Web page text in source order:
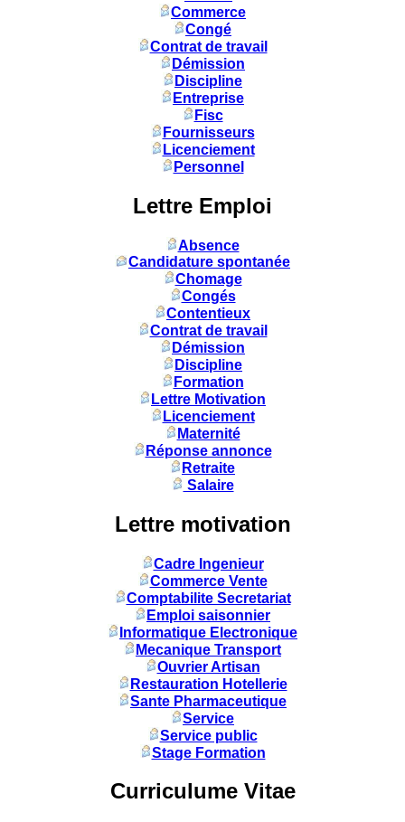
Commerce
Congé
Contrat de travail
Démission
Discipline
Entreprise
Fisc
Fournisseurs
Licenciement
Personnel
Lettre Emploi
Absence
Candidature spontanée
Chomage
Congés
Contentieux
Contrat de travail
Démission
Discipline
Formation
Lettre Motivation
Licenciement
Maternité
Réponse annonce
Retraite
Salaire
Lettre motivation
Cadre Ingenieur
Commerce Vente
Comptabilite Secretariat
Emploi saisonnier
Informatique Electronique
Mecanique Transport
Ouvrier Artisan
Restauration Hotellerie
Sante Pharmaceutique
Service
Service public
Stage Formation
Curriculume Vitae